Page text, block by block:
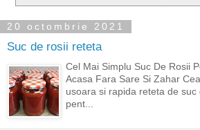
20 octombrie 2021
Suc de rosii reteta
Cel Mai Simplu Suc De Rosii
Acasa Fara Sare Si Zahar
usoara si rapida reteta de suc
pent...